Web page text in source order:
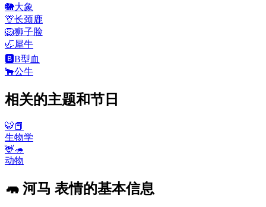
🐘大象
🦒长颈鹿
🦁狮子脸
🦏犀牛
🅱️B型血
🐂公牛
相关的主题和节日
🐯📕
生物学
🦌🦔
动物
🦛 河马 表情的基本信息